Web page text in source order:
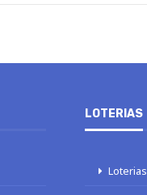
LOTERIAS
Loterias